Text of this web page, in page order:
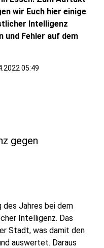
wir Euch hier einige
Intelligenz
und Fehler auf dem
05:49
gegen
Jahres bei dem
Intelligenz. Das
Stadt, was damit den
auswertet. Daraus